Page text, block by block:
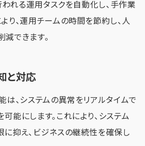
れる運用タスクを自動化し、手作業
り、運用チームの時間を節約し、人
できます。
と対応
は、システムの異常をリアルタイムで
能にします。これにより、システム
に抑え、ビジネスの継続性を確保し